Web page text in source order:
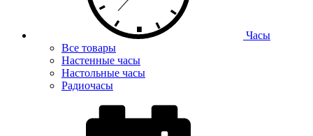
Часы
Все товары
Настенные часы
Настольные часы
Радиочасы